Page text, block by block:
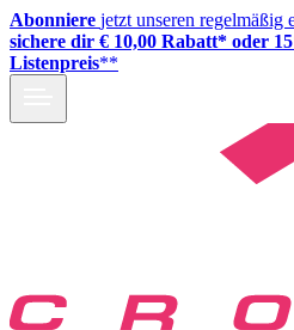
Abonniere jetzt unseren regelmäßig
sichere dir € 10,00 Rabatt* oder
Listenpreis**